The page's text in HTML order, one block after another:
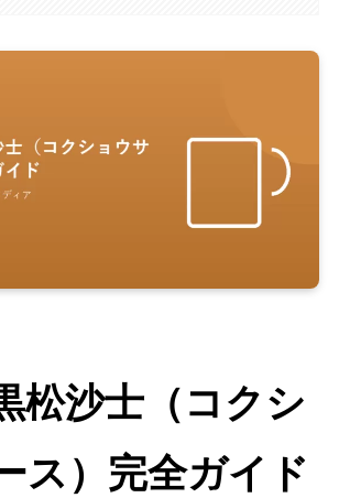
松沙士（コクシ
ス）完全ガイド